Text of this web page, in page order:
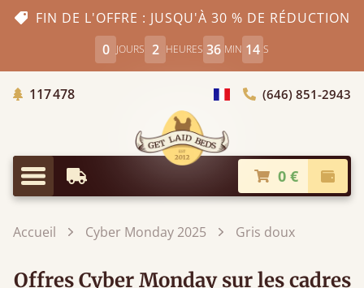
FIN DE L'OFFRE : JUSQU'À 30 % DE RÉDUCTION
0 JOURS 2 HEURES 36 MIN 13 S
117 478Arbres Plantés
Choisir le pays(646) 851-2943
Menu
Livraison à partir de 0 €
Accueil Cyber Monday 2025 Gris doux
Offres Cyber Monday sur les cadres